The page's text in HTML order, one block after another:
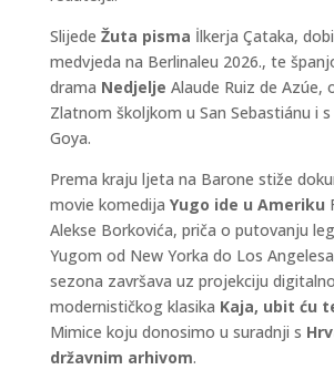
Slijede Žuta pisma İlkerja Çataka,
medvjeda na Berlinaleu 2026., te
drama Nedjelje Alaude Ruiz de Azúe,
Zlatnom školjkom u San Sebastiánu i
Goya.
Prema kraju ljeta na Barone stiže
movie komedija Yugo ide u Ameriku
Alekse Borkovića, priča o putovanju
Yugom od New Yorka do Los
sezona završava uz projekciju
modernističkog klasika Kaja, ubit ću
Mimice koju donosimo u suradnji s
državnim arhivom.